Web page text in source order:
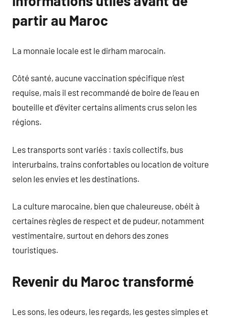
partir au Maroc
La monnaie locale est le dirham marocain.
Côté santé, aucune vaccination spécifique n’est
requise, mais il est recommandé de boire de l’eau en
bouteille et d’éviter certains aliments crus selon les
régions.
Les transports sont variés : taxis collectifs, bus
interurbains, trains confortables ou location de voiture
selon les envies et les destinations.
La culture marocaine, bien que chaleureuse, obéit à
certaines règles de respect et de pudeur, notamment
vestimentaire, surtout en dehors des zones
touristiques.
Revenir du Maroc transformé
Les sons, les odeurs, les regards, les gestes simples et